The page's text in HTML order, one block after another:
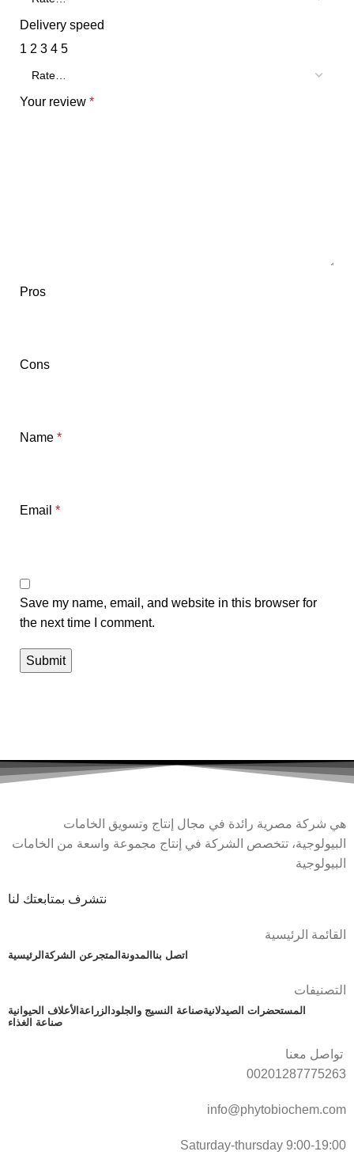
Delivery speed
1 2 3 4 5
Your review *
Pros
Cons
Name *
Email *
Save my name, email, and website in this browser for
the next time I comment.
هي شركة مصرية رائدة في مجال إنتاج وتسويق الخامات
البيولوجية، تتخصص الشركة في إنتاج مجموعة واسعة من الخامات
البيولوجية
نتشرف بمتابعتك لنا
القائمة الرئيسية
الرئيسية عن الشركة المتجر المدونة اتصل بنا
التصنيفات
الأعلاف الحيوانية الزراعةصناعة النسيج والجلودالمستحضرات الصيدلانية
صناعة الغذاء
00201287775263
info@phytobiochem.com
Saturday-thursday 9:00-19:00